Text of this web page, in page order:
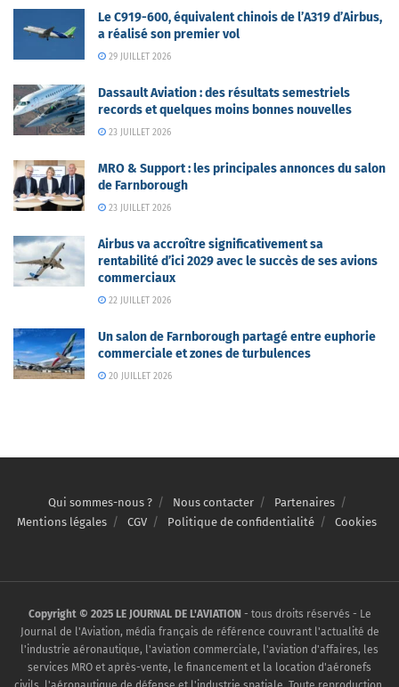
Le C919-600, équivalent chinois de l’A319 d’Airbus,
a réalisé son premier vol
29 JUILLET 2026
Dassault Aviation : des résultats semestriels
records et quelques moins bonnes nouvelles
23 JUILLET 2026
MRO & Support : les principales annonces du salon
de Farnborough
23 JUILLET 2026
Airbus va accroître significativement sa
rentabilité d’ici 2029 avec le succès de ses avions
commerciaux
22 JUILLET 2026
Un salon de Farnborough partagé entre euphorie
commerciale et zones de turbulences
20 JUILLET 2026
Qui sommes-nous ? Nous contacter
Partenaires
Mentions légales
CGV Politique de confidentialité Cookies
Copyright © 2025 LE JOURNAL DE L'AVIATION- tous droits réservés - Le
Journal de l'Aviation, média français de référence couvrant l'actualité de
l'industrie aéronautique, l'aviation commerciale, l'aviation d'affaires, les
services MRO et après-vente, le financement et la location d'aéronefs